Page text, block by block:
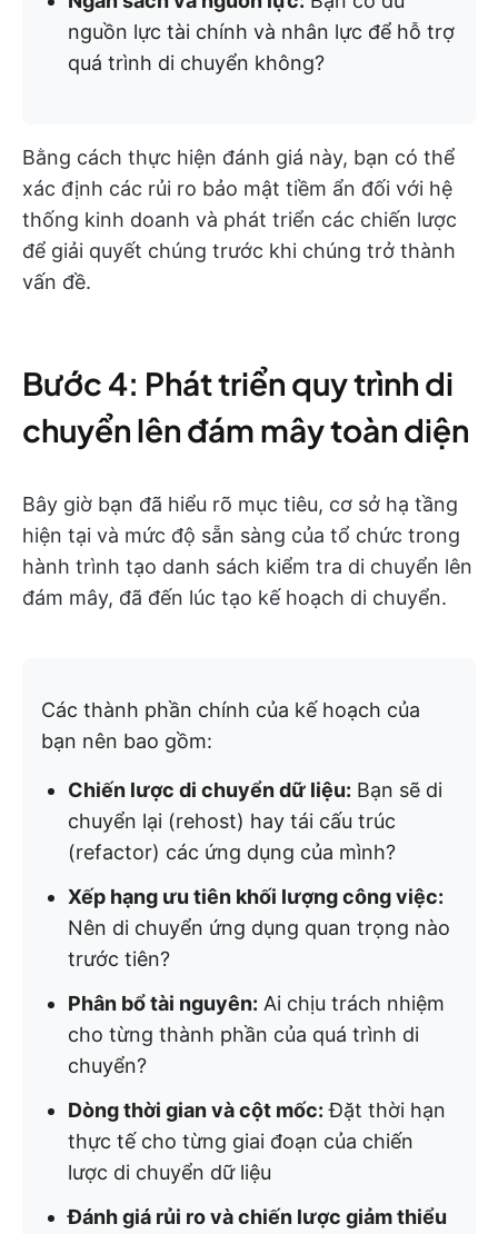
nguồn lực tài chính và nhân lực để hỗ trợ
quá trình di chuyển không?
Bằng cách thực hiện đánh giá này, bạn có thể
xác định các rủi ro bảo mật tiềm ẩn đối với hệ
thống kinh doanh và phát triển các chiến lược
để giải quyết chúng trước khi chúng trở thành
vấn đề.
Bước 4: Phát triển quy trình di
chuyển lên đám mây toàn diện
Bây giờ bạn đã hiểu rõ mục tiêu, cơ sở hạ tầng
hiện tại và mức độ sẵn sàng của tổ chức trong
hành trình tạo danh sách kiểm tra di chuyển lên
đám mây, đã đến lúc tạo kế hoạch di chuyển.
Các thành phần chính của kế hoạch của
bạn nên bao gồm:
Chiến lược di chuyển dữ liệu: Bạn sẽ di
chuyển lại (rehost) hay tái cấu trúc
(refactor) các ứng dụng của mình?
Xếp hạng ưu tiên khối lượng công việc:
Nên di chuyển ứng dụng quan trọng nào
trước tiên?
Phân bổ tài nguyên: Ai chịu trách nhiệm
cho từng thành phần của quá trình di
chuyển?
Dòng thời gian và cột mốc: Đặt thời hạn
thực tế cho từng giai đoạn của chiến
lược di chuyển dữ liệu
Đánh giá rủi ro và chiến lược giảm thiểu